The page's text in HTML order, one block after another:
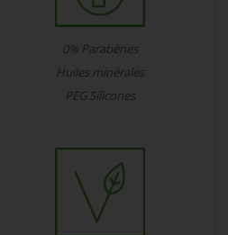
0% Parabènes
Huiles minérales
PEG Silicones